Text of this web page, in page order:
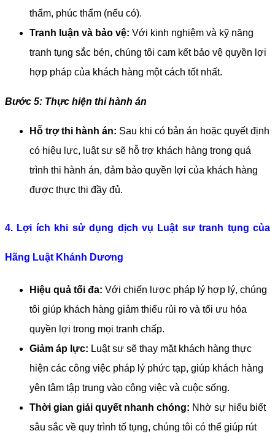
thẩm, phúc thẩm (nếu có).
Tranh luận và bảo vệ: Với kinh nghiệm và kỹ năng
tranh tụng sắc bén, chúng tôi cam kết bảo vệ quyền lợi
hợp pháp của khách hàng một cách tốt nhất.
Bước 5: Thực hiện thi hành án
Hỗ trợ thi hành án: Sau khi có bản án hoặc quyết định
có hiệu lực, luật sư sẽ hỗ trợ khách hàng trong quá
trình thi hành án, đảm bảo quyền lợi của khách hàng
được thực thi đầy đủ.
4. Lợi ích khi sử dụng dịch vụ Luật sư tranh tụng của
Hãng Luật Khánh Dương
Hiệu quả tối đa: Với chiến lược pháp lý hợp lý, chúng
tôi giúp khách hàng giảm thiểu rủi ro và tối ưu hóa
quyền lợi trong mọi tranh chấp.
Giảm áp lực: Luật sư sẽ thay mặt khách hàng thực
hiện các công việc pháp lý phức tạp, giúp khách hàng
yên tâm tập trung vào công việc và cuộc sống.
Thời gian giải quyết nhanh chóng: Nhờ sự hiểu biết
sâu sắc về quy trình tố tụng, chúng tôi có thể giúp rút